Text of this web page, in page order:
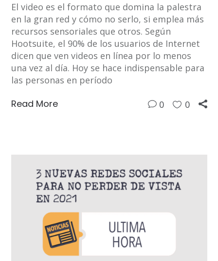
El video es el formato que domina la palestra
en la gran red y cómo no serlo, si emplea más
recursos sensoriales que otros. Según
Hootsuite, el 90% de los usuarios de Internet
dicen que ven videos en línea por lo menos
una vez al día. Hoy se hace indispensable para
las personas en período
Read More 0 0